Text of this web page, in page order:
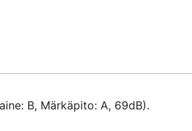
B, Märkäpito: A, 69dB).